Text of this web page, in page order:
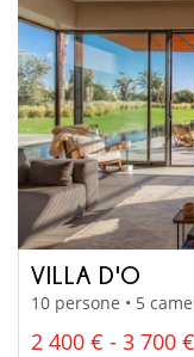
VILLA D'O
10 persone • 5
2 400 € - 3 700 €